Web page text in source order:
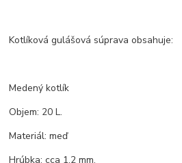
Kotlíková gulášová súprava obsahuje:
Medený kotlík
Objem: 20 L.
Materiál: meď
Hrúbka: cca 1,2 mm.